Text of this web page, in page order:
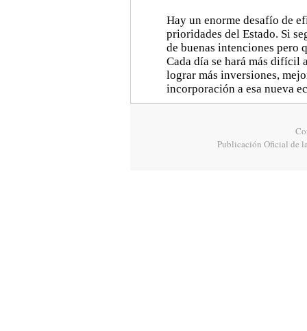
Hay un enorme desafío de
prioridades del Estado. Si
de buenas intenciones pero
Cada día se hará más difícil
lograr más inversiones,
incorporación a esa nueva
Publicación Oficial de